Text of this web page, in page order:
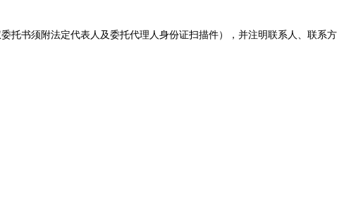
托书须附法定代表人及委托代理人身份证扫描件），并注明联系人、联系方